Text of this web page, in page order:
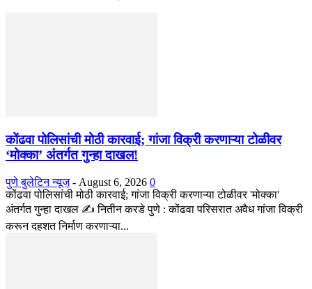
कोंढवा पोलिसांची मोठी कारवाई; गांजा विक्री करणाऱ्या टोळीवर
‘मोक्का’ अंतर्गत गुन्हा दाखल!
पुणे बुलेटिन न्यूज - August 6, 2026 0
कोंढवा पोलिसांची मोठी कारवाई; गांजा विक्री करणाऱ्या टोळीवर 'मोक्का'
अंतर्गत गुन्हा दाखल ✍️ नितीन करडे पुणे : कोंढवा परिसरात अवैध गांजा विक्री
करून दहशत निर्माण करणाऱ्या...